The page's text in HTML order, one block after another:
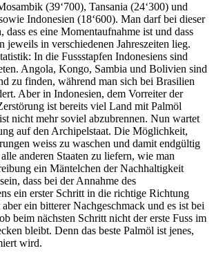
(39‘700), Tansania (24‘300) und
Indonesien (18‘600). Man darf bei dieser
dass es eine Momentaufnahme ist und dass
jeweils in verschiedenen Jahreszeiten lieg.
In die Fussstapfen Indonesiens sind
Angola, Kongo, Sambia und Bolivien sind
zu finden, während man sich bei Brasilien
Aber in Indonesien, dem Vorreiter der
ist bereits viel Land mit Palmöl
nicht mehr soviel abzubrennen. Nun wartet
auf den Archipelstaat. Die Möglichkeit,
weiss zu waschen und damit endgültig
anderen Staaten zu liefern, wie man
ein Mäntelchen der Nachhaltigkeit
dass bei der Annahme des
ein erster Schritt in die richtige Richtung
ein bitterer Nachgeschmack und es ist bei
beim nächsten Schritt nicht der erste Fuss im
bleibt. Denn das beste Palmöl ist jenes,
wird.